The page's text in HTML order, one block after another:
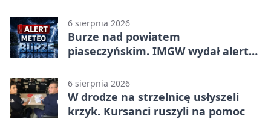
6 sierpnia 2026
Burze nad powiatem
piaseczyńskim. IMGW wydał alert
6 sierpnia 2026
W drodze na strzelnicę usłyszeli
krzyk. Kursanci ruszyli na pomoc